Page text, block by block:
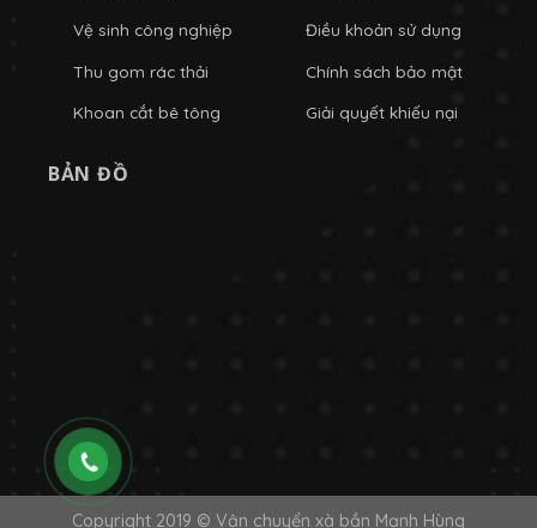
Vệ sinh công nghiệp
Thu gom rác thải
Khoan cắt bê tông
Điều khoản sử dụng
Chính sách bảo mật
Giải quyết khiếu nại
BẢN ĐỒ
Copyright 2019 © Vận chuyển xà bần Mạnh Hùng